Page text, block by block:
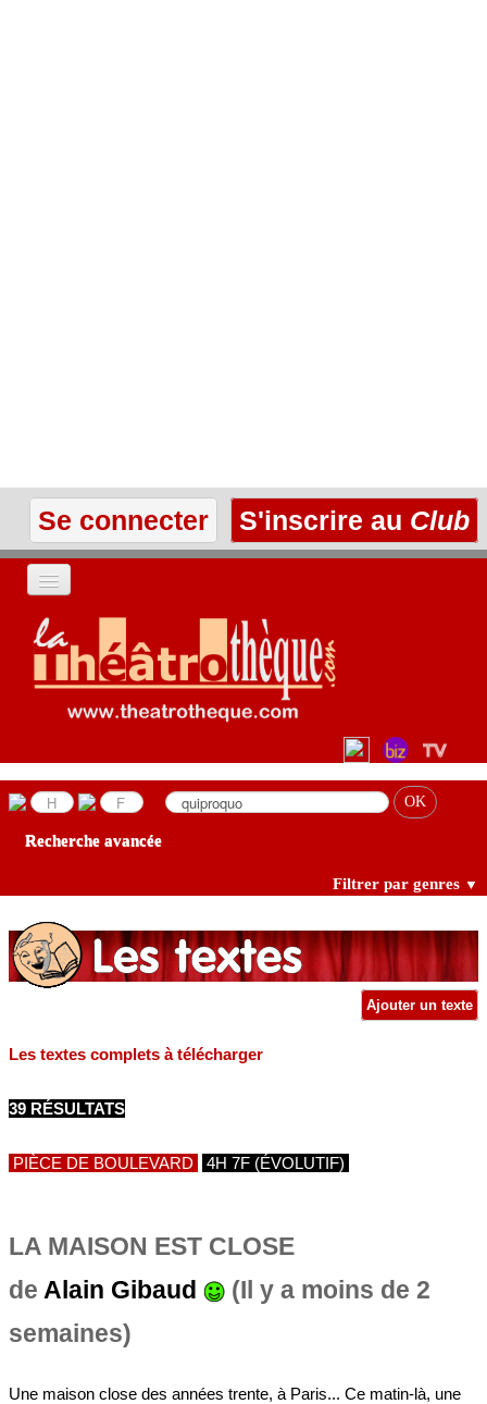
Se connecter S'inscrire au Club
ACCUEIL
LES TEXTES
LES ANNONCES
Recherche avancée
Filtrer par genres ▼
Ajouter un texte
Les textes complets à télécharger
39 RÉSULTATS
PIÈCE DE BOULEVARD 4H 7F (ÉVOLUTIF)
LA MAISON EST CLOSE
de Alain Gibaud
(Il y a moins de 2
semaines)
Une maison close des années trente, à Paris... Ce matin-là, une